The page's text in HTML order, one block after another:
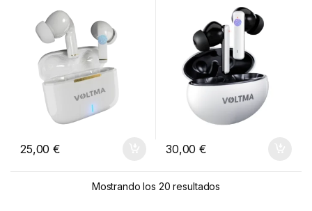
25,00€ 30,00€
Mostrando los 20 resultados